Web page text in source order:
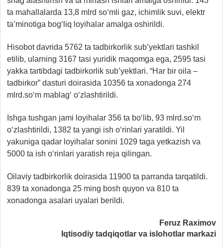
ta mahallalarda 13,8 mlrd so‘mli gaz, ichimlik suvi, elektr
ta’minotiga bog‘liq loyihalar amalga oshirildi.
Hisobot davrida 5762 ta tadbirkorlik sub’yektlari tashkil
etilib, ularning 3167 tasi yuridik maqomga ega, 2595 tasi
yakka tartibdagi tadbirkorlik sub’yektlari. “Har bir oila –
tadbirkor” dasturi doirasida 10356 ta xonadonga 274
mlrd.so‘m mablag‘ o‘zlashtirildi.
Ishga tushgan jami loyihalar 356 ta bo‘lib, 93 mlrd.so‘m
o‘zlashtirildi, 1382 ta yangi ish o‘rinlari yaratildi. Yil
yakuniga qadar loyihalar sonini 1029 taga yetkazish va
5000 ta ish o‘rinlari yaratish reja qilingan.
Oilaviy tadbirkorlik doirasida 11900 ta parranda tarqatildi.
839 ta xonadonga 25 ming bosh quyon va 810 ta
xonadonga asalari uyalari berildi.
Feruz Raximov
Iqtisodiy tadqiqotlar va islohotlar markazi